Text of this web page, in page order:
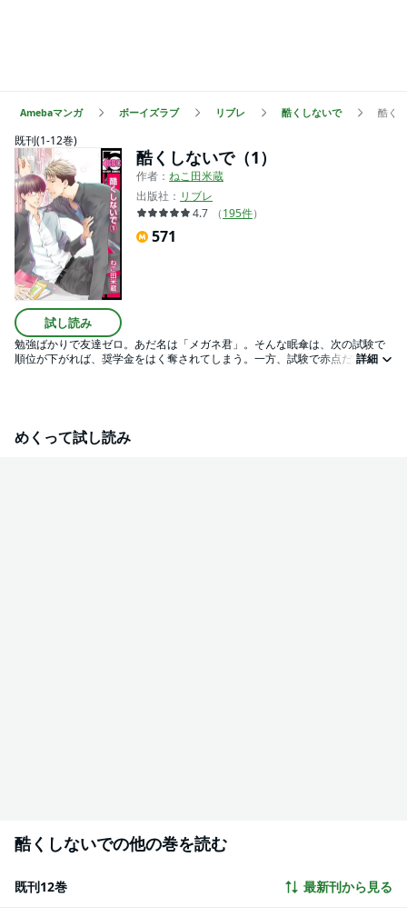
Amebaマンガ ボーイズラブ リブレ 酷くしないで 酷く
既刊(1-12巻)
試し読み
酷くしないで（1）
作者： ねこ田米蔵
出版社： リブレ
4.7
（195件）
571
勉強ばかりで友達ゼロ。あだ名は「メガネ君」。そんな眠傘は、次の試験で
順位が下がれば、奨学金をはく奪されてしまう。一方、試験で赤点だと留年
内容は同じです。
詳細
めくって試し読み
酷くしないでの他の巻を読む
既刊12巻 最新刊から見る